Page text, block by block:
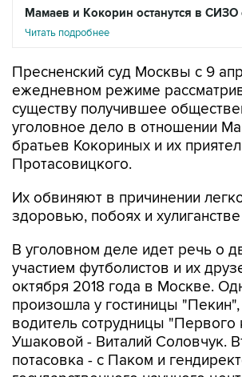
Мамаев и Кокорин останутся в
Читать подробнее
Пресненский суд Москвы с 9
ежедневном режиме
существу получившее
уголовное дело в отношении
братьев Кокориных и их
Протасовицкого.
Их обвиняют в причинении
здоровью, побоях и хулиганстве
В уголовном деле идет речь о
участием футболистов и их
октября 2018 года в Москве.
произошла у гостиницы "Пекин",
водитель сотрудницы "Первого
Ушаковой - Виталий Соловчук.
потасовка - с Паком и